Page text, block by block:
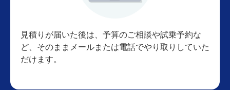
見積りが届いた後は、予算のご相談や試乗予約な
ど、そのままメールまたは電話でやり取りしていた
だけます。